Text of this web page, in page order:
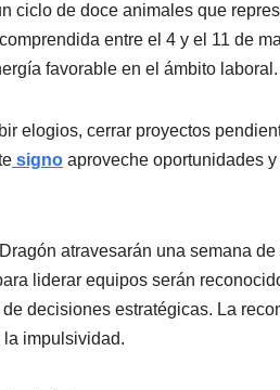
ciclo de doce animales que
entre el 4 y el 11 de
favorable en el ámbito laboral.
elogios, cerrar proyectos
signo aproveche oportunidades
atravesarán una semana
liderar equipos serán
decisiones estratégicas. La
la impulsividad.